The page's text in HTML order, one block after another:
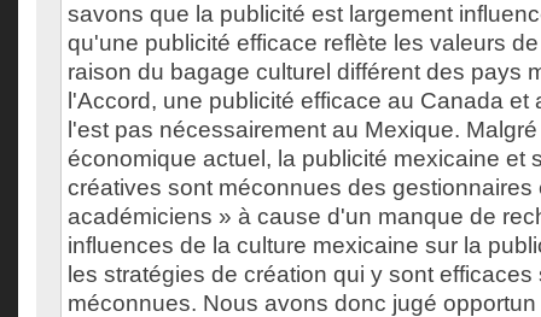
savons que la publicité est largement
qu'une publicité efficace reflète les valeurs
raison du bagage culturel différent des pays
l'Accord, une publicité efficace au Canada et
l'est pas nécessairement au Mexique.
économique actuel, la publicité mexicaine et
créatives sont méconnues des gestionnaires
académiciens » à cause d'un manque de
influences de la culture mexicaine sur la
les stratégies de création qui y sont efficaces
méconnues. Nous avons donc jugé